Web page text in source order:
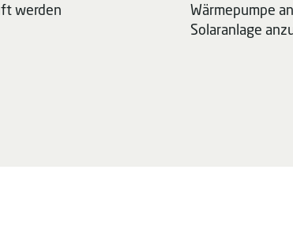
werden
Wärmepumpe
Solaranlage